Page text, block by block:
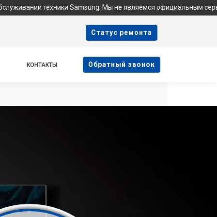
Samsung. Мы не являемся официальным сервисом, не
Cтатус ремонта
КОНТАКТЫ Oбратный звонок